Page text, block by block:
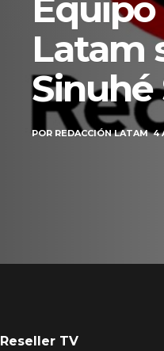
Latam
Sinuhé
POR REDACCIÓN LATAM 4
Reseller TV